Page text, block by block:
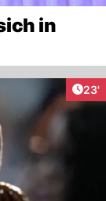
in
23'